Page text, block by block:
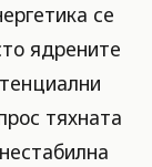
се
ядрените
тяхната